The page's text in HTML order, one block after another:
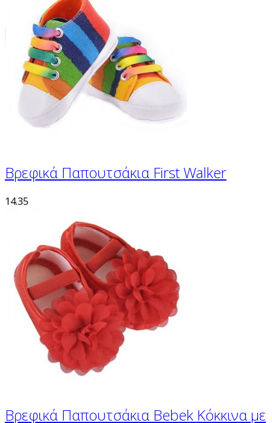
Βρεφικά Παπουτσάκια First Walker
14.35
Βρεφικά Παπουτσάκια Bebek Κόκκινα με